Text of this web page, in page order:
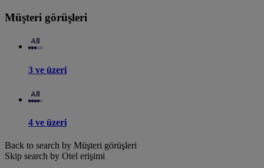
Müşteri görüşleri
3 ve üzeri
4 ve üzeri
Back to search by Müşteri görüşleri
Skip search by Otel erişimi